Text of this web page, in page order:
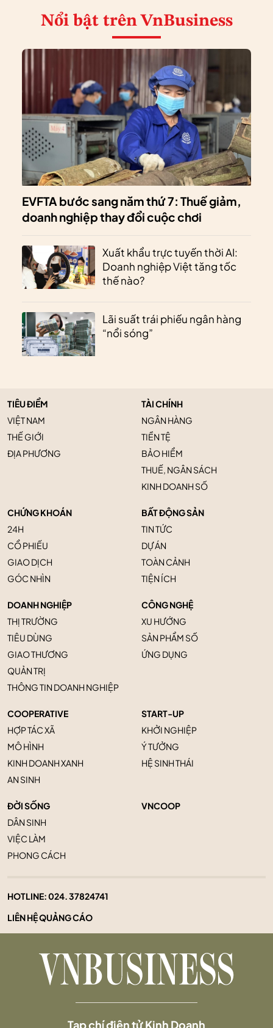
Nổi bật trên VnBusiness
EVFTA bước sang năm thứ 7: Thuế giảm,
doanh nghiệp thay đổi cuộc chơi
Xuất khẩu trực tuyến thời AI:
Doanh nghiệp Việt tăng tốc
thế nào?
Lãi suất trái phiếu ngân hàng
“nổi sóng”
TIÊU ĐIỂM
VIỆT NAM
THẾ GIỚI
ĐỊA PHƯƠNG
TÀI CHÍNH
NGÂN HÀNG
TIỀN TỆ
BẢO HIỂM
THUẾ, NGÂN SÁCH
KINH DOANH SỐ
CHỨNG KHOÁN
24H
CỔ PHIẾU
GIAO DỊCH
GÓC NHÌN
BẤT ĐỘNG SẢN
TIN TỨC
DỰ ÁN
TOÀN CẢNH
TIỆN ÍCH
DOANH NGHIỆP
THỊ TRƯỜNG
TIÊU DÙNG
GIAO THƯƠNG
QUẢN TRỊ
THÔNG TIN DOANH NGHIỆP
CÔNG NGHỆ
XU HƯỚNG
SẢN PHẨM SỐ
ỨNG DỤNG
COOPERATIVE
HỢP TÁC XÃ
MÔ HÌNH
KINH DOANH XANH
AN SINH
START-UP
KHỞI NGHIỆP
Ý TƯỞNG
HỆ SINH THÁI
ĐỜI SỐNG
DÂN SINH
VIỆC LÀM
PHONG CÁCH
VNCOOP
HOTLINE:024. 37824741
LIÊN HỆ QUẢNG CÁO
Tạp chí điện tử Kinh Doanh